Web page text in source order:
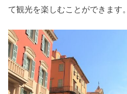
て観光を楽しむことができます。